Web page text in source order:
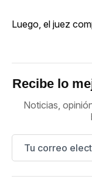
Luego, el juez
Recibe lo
Noticias,